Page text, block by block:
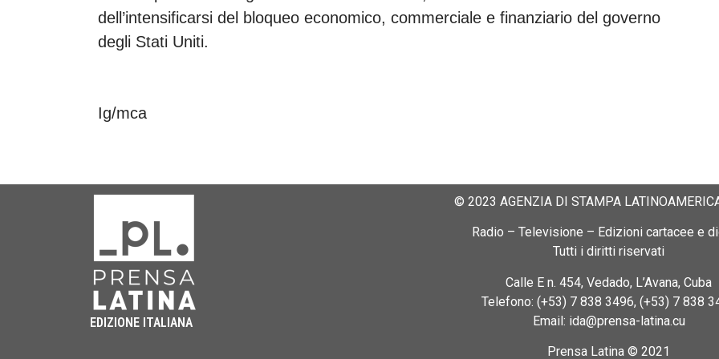
dell’intensificarsi del bloqueo economico, commerciale e finanziario del governo
degli Stati Uniti.
Ig/mca
EDIZIONE ITALIANA
© 2023 AGENZIA DI STAMPA
Radio – Televisione – Edizioni cartacee e
Tutti i diritti riservati
Calle E n. 454, Vedado, L’Avana, Cuba
Telefono: (+53) 7 838 3496, (+53) 7 838
Email: ida@prensa-latina.cu
Prensa Latina © 2021